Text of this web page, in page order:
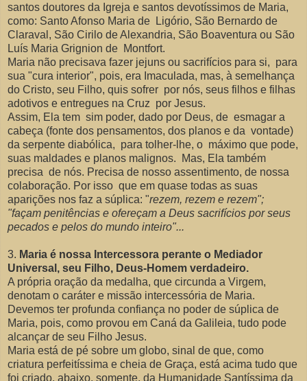
santos doutores da Igreja e santos devotíssimos de Maria,
como: Santo Afonso Maria de Ligório, São Bernardo de
Claraval, São Cirilo de Alexandria, São Boaventura ou São
Luís Maria Grignion de Montfort.
Maria não precisava fazer jejuns ou sacrifícios para si, para
sua "cura interior", pois, era Imaculada, mas, à semelhança
do Cristo, seu Filho, quis sofrer por nós, seus filhos e filhas
adotivos e entregues na Cruz por Jesus.
Assim, Ela tem sim poder, dado por Deus, de esmagar a
cabeça (fonte dos pensamentos, dos planos e da vontade)
da serpente diabólica, para tolher-lhe, o máximo que pode,
suas maldades e planos malignos. Mas, Ela também
precisa de nós. Precisa de nosso assentimento, de nossa
colaboração. Por isso que em quase todas as suas
aparições nos faz a súplica: "rezem, rezem e rezem";
"façam penitências e ofereçam a Deus sacrifícios por seus
pecados e pelos do mundo inteiro"...
3. Maria é nossa Intercessora perante o Mediador
Universal, seu Filho, Deus-Homem verdadeiro.
A própria oração da medalha, que circunda a Virgem,
denotam o caráter e missão intercessória de Maria.
Devemos ter profunda confiança no poder de súplica de
Maria, pois, como provou em Caná da Galileia, tudo pode
alcançar de seu Filho Jesus.
Maria está de pé sobre um globo, sinal de que, como
criatura perfeitíssima e cheia de Graça, está acima tudo que
foi criado, abaixo, somente, da Humanidade Santíssima da